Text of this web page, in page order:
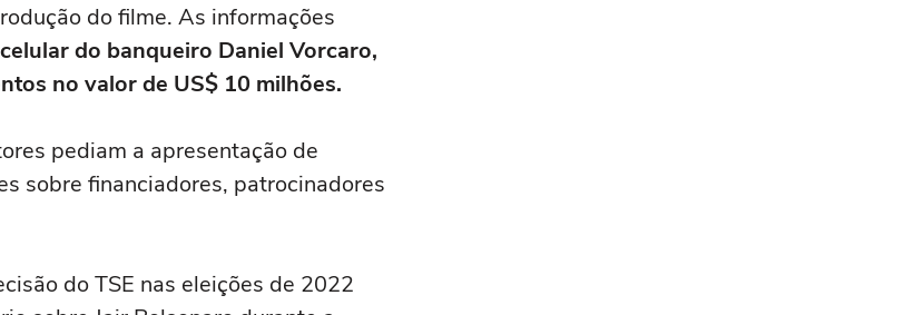
do filme. As informações
do banqueiro Daniel Vorcaro,
no valor de US$ 10 milhões.
pediam a apresentação de
sobre financiadores, patrocinadores
do TSE nas eleições de 2022